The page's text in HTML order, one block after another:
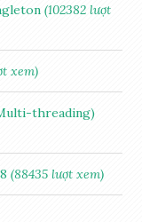
(102382 lượt
xem)
threading)
8(88435 lượt xem)